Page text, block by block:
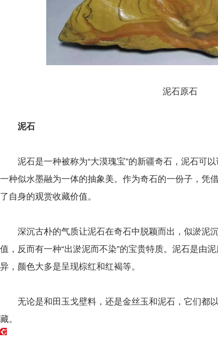
泥石原石
泥石
泥石是一种被称为“大漠瑰宝”的新疆奇石，泥石可以
一种似水墨融为一体的抽象美。作为奇石的一份子，凭
了自身的观赏收藏价值。
深沉古朴的气质让泥石在奇石中脱颖而出，似淤泥
值，反而有一种“出淤泥而不染”的宝贵特质。泥石是由
异，颜色大多是呈现棕红和红褐等。
无论是和田玉戈壁料，还是金丝玉和泥石，它们都
藏。